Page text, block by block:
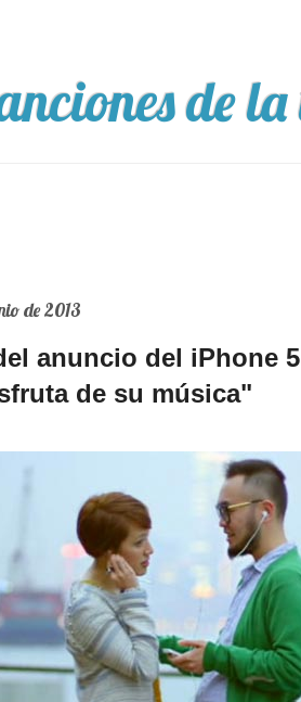
de la
de 2013
anuncio del iPhone
de su música"